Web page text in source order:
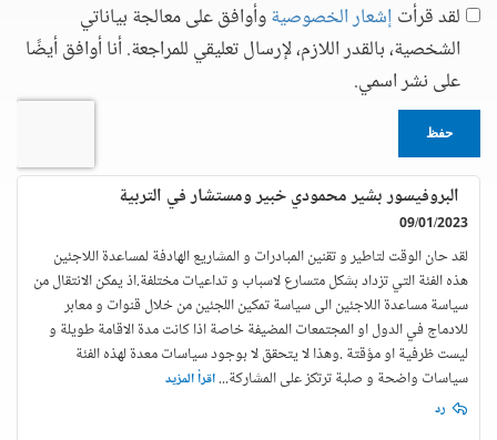
لقد قرأت إشعار الخصوصيةوأوافق على معالجة بياناتي
الشخصية، بالقدر اللازم، لإرسال تعليقي للمراجعة. أنا أوافق أيضًا
على نشر اسمي.
حفظ
البروفيسور بشير محمودي خبير ومستشار في التربية
09/01/2023
لقد حان الوقت لتاطير و تقنين المبادرات و المشاريع الهادفة لمساعدة اللاجئين
هذه الفئة التي تزداد بشكل متسارع لاسباب و تداعيات مختلفة.اذ يمكن الانتقال من
سياسة مساعدة اللاجئين الى سياسة تمكين اللجئين من خلال قنوات و معابر
للادماج في الدول او المجتمعات المضيفة خاصة اذا كانت مدة الاقامة طويلة و
ليست ظرفية او مؤقتة .وهذا لا يتحقق لا بوجود سياسات معدة لهذه الفئة
سياسات واضحة و صلبة ترتكز على المشاركة...اقرأ المزيد
رد